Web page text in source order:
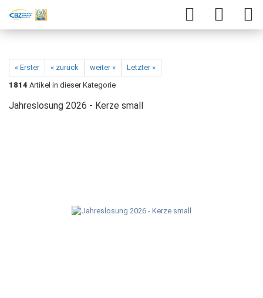
« Erster « zurück weiter »
Letzter »
1814 Artikel in dieser Kategorie
Jahreslosung 2026 - Kerze small